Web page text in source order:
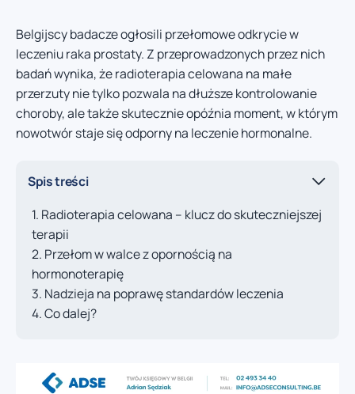
Belgijscy badacze ogłosili przełomowe odkrycie w
leczeniu raka prostaty. Z przeprowadzonych przez nich
badań wynika, że radioterapia celowana na małe
przerzuty nie tylko pozwala na dłuższe kontrolowanie
choroby, ale także skutecznie opóźnia moment, w którym
nowotwór staje się odporny na leczenie hormonalne.
Spis treści
Radioterapia celowana – klucz do skuteczniejszej
terapii
Przełom w walce z opornością na
hormonoterapię
Nadzieja na poprawę standardów leczenia
Co dalej?